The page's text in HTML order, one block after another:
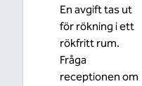
En avgift tas ut
för rökning i ett
rökfritt rum.
Fråga
receptionen om